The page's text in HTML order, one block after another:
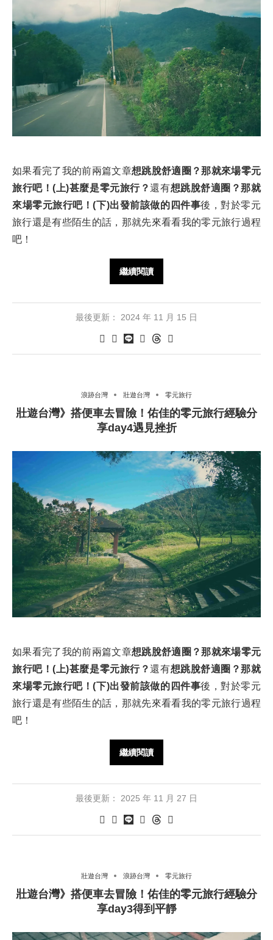
如果看完了我的前兩篇文章想跳脫舒適圈？那就來場零元
旅行吧！(上)甚麼是零元旅行？還有想跳脫舒適圈？那就
來場零元旅行吧！(下)出發前該做的四件事後，對於零元
旅行還是有些陌生的話，那就先來看看我的零元旅行過程
吧！
繼續閱讀
最後更新： 2024 年 11 月 15 日
浪跡台灣 壯遊台灣 零元旅行
壯遊台灣》搭便車去冒險！佑佳的零元旅行經驗分
享day4遇見挫折
如果看完了我的前兩篇文章想跳脫舒適圈？那就來場零元
旅行吧！(上)甚麼是零元旅行？還有想跳脫舒適圈？那就
來場零元旅行吧！(下)出發前該做的四件事後，對於零元
旅行還是有些陌生的話，那就先來看看我的零元旅行過程
吧！
繼續閱讀
最後更新： 2025 年 11 月 27 日
壯遊台灣 浪跡台灣 零元旅行
壯遊台灣》搭便車去冒險！佑佳的零元旅行經驗分
享day3得到平靜